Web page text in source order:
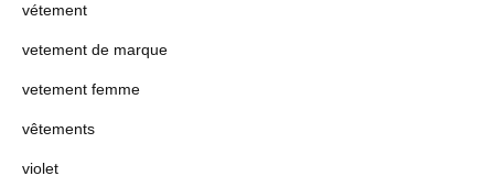
vétement
vetement de marque
vetement femme
vêtements
violet